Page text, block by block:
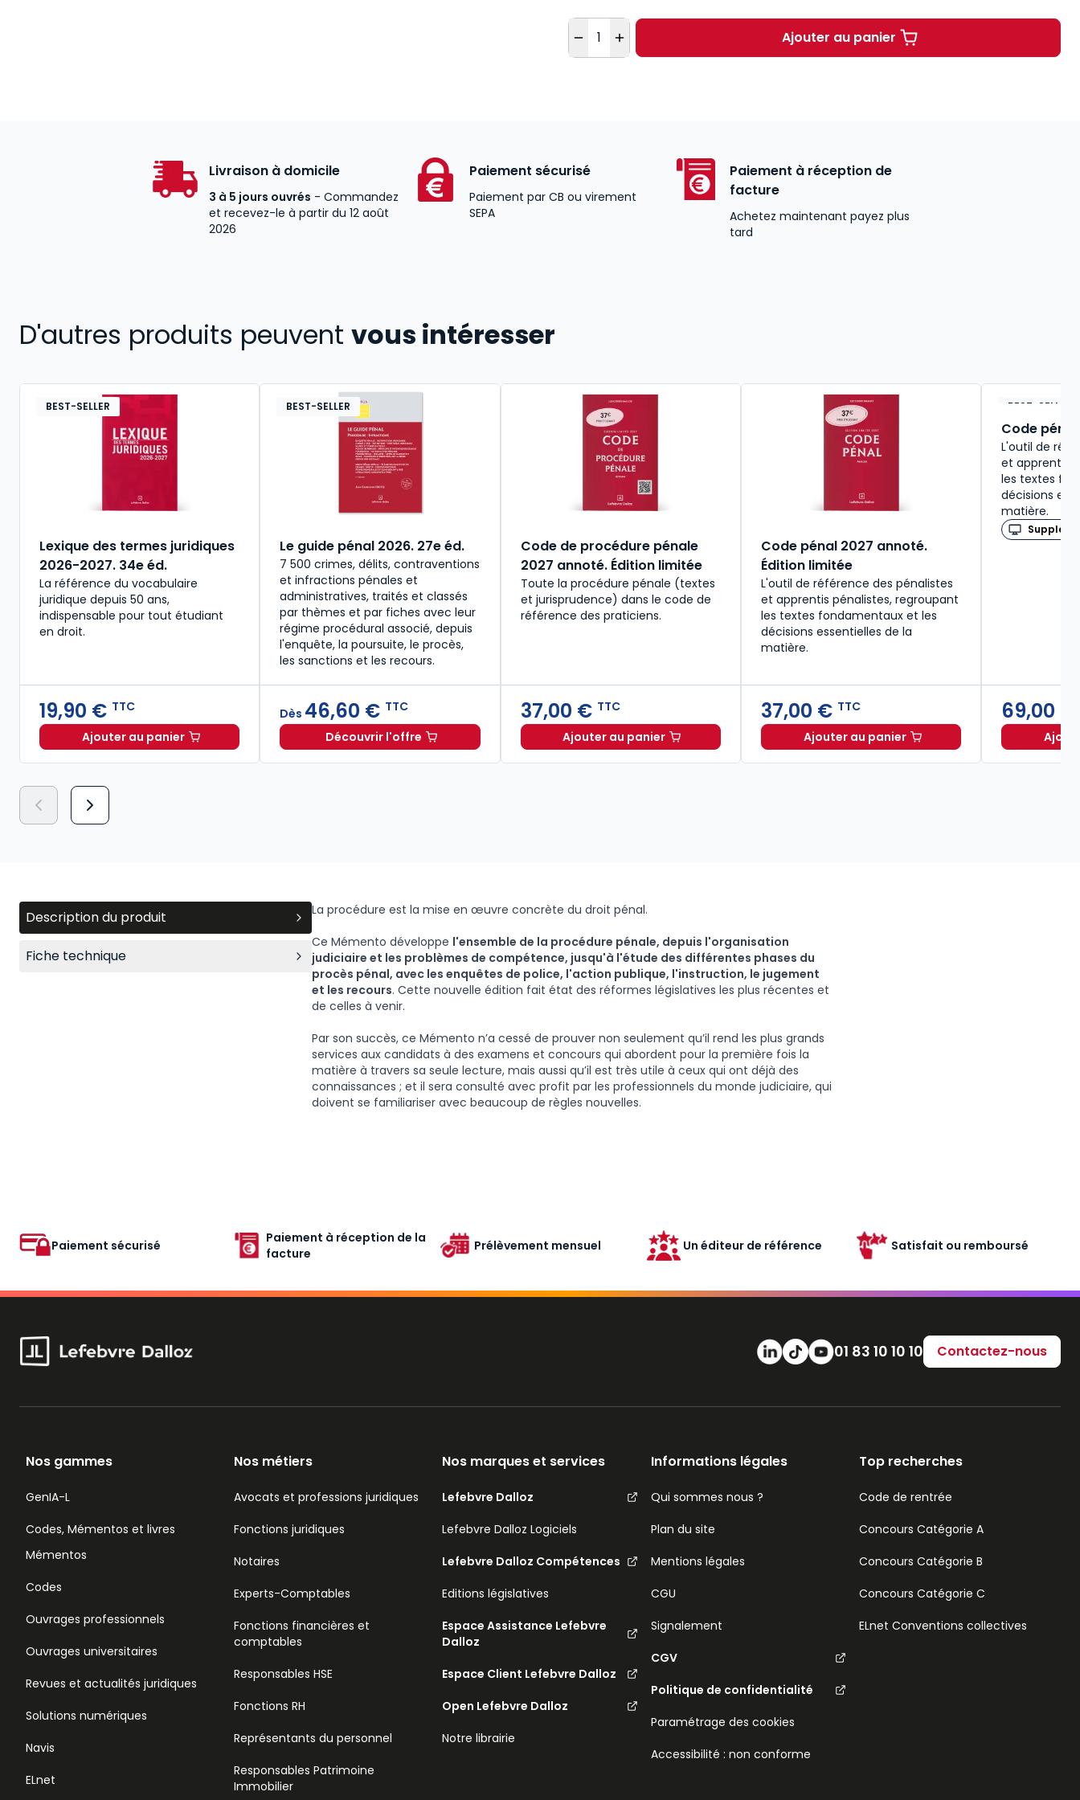
Quantité
Ajouter au panier
Livraison à domicile
3 à 5 jours ouvrés - Commandez
et recevez-le à partir du 12 août
2026
Paiement sécurisé
Paiement par CB ou virement
SEPA
Paiement à réception de
facture
Achetez maintenant payez plus
tard
D'autres produits peuvent vous intéresser
BEST-SELLER
Lexique des termes juridiques
2026-2027. 34e éd.
La référence du vocabulaire
juridique depuis 50 ans,
indispensable pour tout étudiant
en droit.​
19,90 € TTC
Ajouter au panierLexique des termes juridiques 2026-2027. 34e éd. à 19,90 € TTC
BEST-SELLER
Le guide pénal 2026. 27e éd.
7 500 crimes, délits, contraventions
et infractions pénales et
administratives, traités et classés
par thèmes et par fiches avec leur
régime procédural associé, depuis
l'enquête, la poursuite, le procès,
les sanctions et les recours.
Dès 46,60 € TTC
Découvrir l'offreLe guide pénal 2026. 27e éd. à partir deDès46,60 €
Code de procédure pénale
2027 annoté. Édition limitée
Toute la procédure pénale (textes
et jurisprudence) dans le code de
référence des praticiens.
37,00 € TTC
Ajouter au panierCode de procédure pénale 2027 annoté. Édition limitée à 37,00 € TTC
Code pénal 2027 annoté.
Édition limitée
L'outil de référence des pénalistes
et apprentis pénalistes, regroupant
les textes fondamentaux et les
décisions essentielles de la
matière.
37,00 € TTC
Ajouter au panierCode pénal 2027 annoté. Édition
BEST-SELLER
Code
L'outil de
et apprentis
les textes
décisions
matière.
69,00 €
Description du produit
Fiche technique
La procédure est la mise en œuvre concrète du droit pénal.
Ce Mémento développe l'ensemble de la procédure pénale, depuis l'organisation
judiciaire et les problèmes de compétence, jusqu'à l'étude des différentes phases du
procès pénal, avec les enquêtes de police, l'action publique, l'instruction, le jugement
et les recours. Cette nouvelle édition fait état des réformes législatives les plus récentes et
de celles à venir.
Par son succès, ce Mémento n’a cessé de prouver non seulement qu’il rend les plus grands
services aux candidats à des examens et concours qui abordent pour la première fois la
matière à travers sa seule lecture, mais aussi qu’il est très utile à ceux qui ont déjà des
connaissances ; et il sera consulté avec profit par les professionnels du monde judiciaire, qui
doivent se familiariser avec beaucoup de règles nouvelles.
Paiement sécurisé
Paiement à réception de la
facture
Prélèvement mensuel Un éditeur de référence Satisfait ou remboursé
Numéro de téléphone
01 83 10 10 10 Contactez-nous
Nos gammes
GenIA-L
Codes, Mémentos et livres
Mémentos
Codes
Ouvrages professionnels
Ouvrages universitaires
Revues et actualités juridiques
Solutions numériques
Navis
ELnet
Nos métiers
Avocats et professions juridiques
Fonctions juridiques
Notaires
Experts-Comptables
Fonctions financières et
comptables
Responsables HSE
Fonctions RH
Représentants du personnel
Responsables Patrimoine
Immobilier
Nos marques et services
Lefebvre Dalloz
Lefebvre Dalloz Logiciels
Lefebvre Dalloz Compétences
Editions législatives
Espace Assistance Lefebvre
Dalloz
Espace Client Lefebvre Dalloz
Open Lefebvre Dalloz
Notre librairie
Informations légales
Qui sommes nous ?
Plan du site
Mentions légales
CGU
Signalement
CGV
Politique de confidentialité
Paramétrage des cookies
Accessibilité : non conforme
Top recherches
Code de rentrée
Concours Catégorie A
Concours Catégorie B
Concours Catégorie C
ELnet Conventions collectives